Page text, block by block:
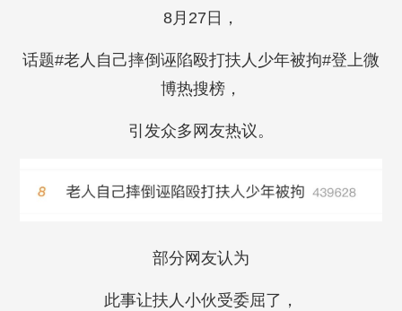
8月27日，
话题#老人自己摔倒诬陷殴打扶人少年被拘#登上微
博热搜榜，
引发众多网友热议。
部分网友认为
此事让扶人小伙受委屈了，